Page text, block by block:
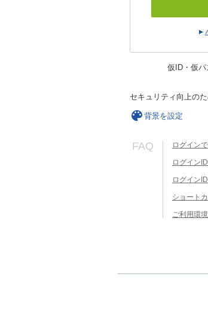
仮ID・仮
セキュリティ向上の
背景を設定
FAQ ログイン
ログイン
ログイン
ショート
ご利用環